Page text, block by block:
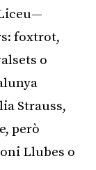
foxtrot,
o
Strauss,
però
Llubes o